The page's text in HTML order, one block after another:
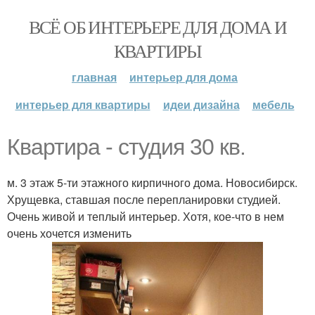
ВСЁ ОБ ИНТЕРЬЕРЕ ДЛЯ ДОМА И
КВАРТИРЫ
главная
интерьер для дома
интерьер для квартиры
идеи дизайна мебель
Квартира - студия 30 кв.
м. 3 этаж 5-ти этажного кирпичного дома. Новосибирск.
Хрущевка, ставшая после перепланировки студией.
Очень живой и теплый интерьер. Хотя, кое-что в нем
очень хочется изменить